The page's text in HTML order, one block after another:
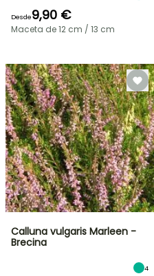
Desde9,90 €
Maceta de 12 cm / 13 cm
Calluna vulgaris Marleen -
Brecina
4